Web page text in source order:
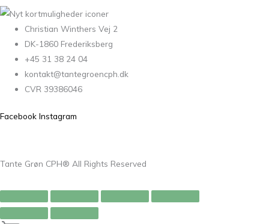
Christian Winthers Vej 2
DK-1860 Frederiksberg
+45 31 38 24 04
kontakt@tantegroencph.dk
CVR 39386046
Facebook Instagram
Tante Grøn CPH® All Rights Reserved